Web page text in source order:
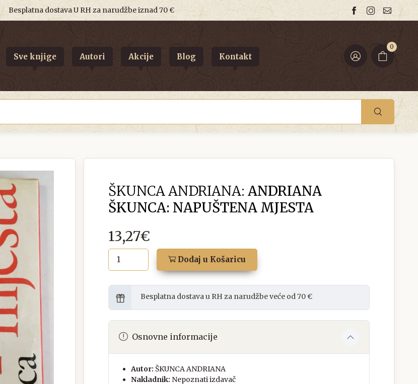
Besplatna dostava U RH za narudžbe iznad 70 €
0
Sve knjige Autori Akcije Blog Kontakt
ŠKUNCA ANDRIANA: ANDRIANA
ŠKUNCA: NAPUŠTENA MJESTA
13,27€
Dodaj u Košaricu
Besplatna dostava u RH za narudžbe veće od 70 €
Osnovne informacije
Autor: ŠKUNCA ANDRIANA
Nakladnik: Nepoznati izdavač